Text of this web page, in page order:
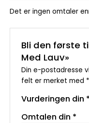
Det er ingen omtaler
Bli den første
Med Lauv»
Din e-postadresse
felt er merket med *
Vurderingen din *
Omtalen din *